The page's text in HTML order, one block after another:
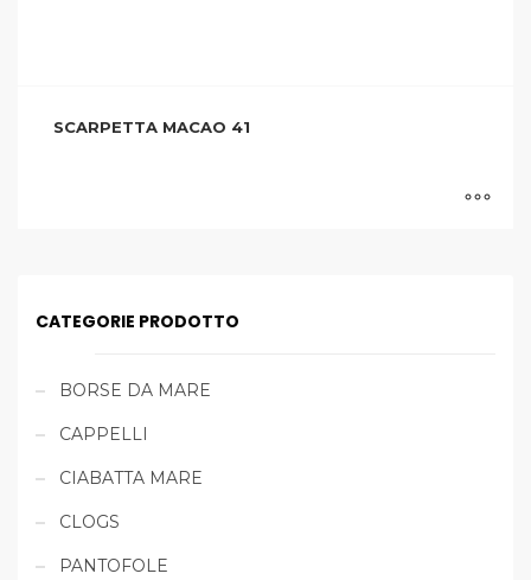
SCARPETTA MACAO 41
CATEGORIE PRODOTTO
BORSE DA MARE
CAPPELLI
CIABATTA MARE
CLOGS
PANTOFOLE